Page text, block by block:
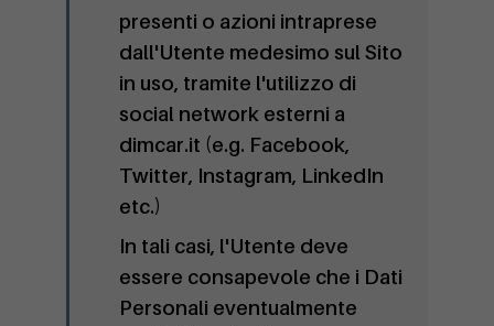
presenti o azioni intraprese
dall'Utente medesimo sul Sito
in uso, tramite l'utilizzo di
social network esterni a
dimcar.it (e.g. Facebook,
Twitter, Instagram, LinkedIn
etc.)
In tali casi, l'Utente deve
essere consapevole che i Dati
Personali eventualmente